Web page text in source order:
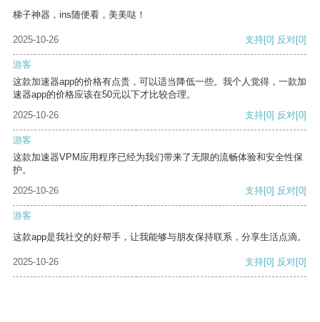
梯子神器，ins随便看，美美哒！
2025-10-26 支持[0] 反对[0]
游客
这款加速器app的价格有点贵，可以适当降低一些。我个人觉得，一款加
速器app的价格应该在50元以下才比较合理。
2025-10-26
支持[0] 反对[0]
游客
这款加速器VPM应用程序已经为我们带来了无限的流畅体验和安全性保
护。
2025-10-26
支持[0] 反对[0]
游客
这款app是我社交的好帮手，让我能够与朋友保持联系，分享生活点滴。
2025-10-26 支持[0] 反对[0]